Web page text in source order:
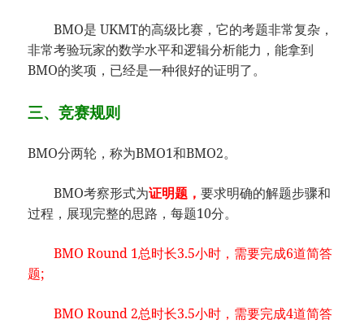
BMO是 UKMT的高级比赛，它的考题非常复杂，
非常考验玩家的数学水平和逻辑分析能力，能拿到
BMO的奖项，已经是一种很好的证明了。
三、竞赛规则
BMO分两轮，称为BMO1和BMO2。
BMO考察形式为证明题，要求明确的解题步骤和
过程，展现完整的思路，每题10分。
BMO Round 1总时长3.5小时，需要完成6道简答
题;
BMO Round 2总时长3.5小时，需要完成4道简答